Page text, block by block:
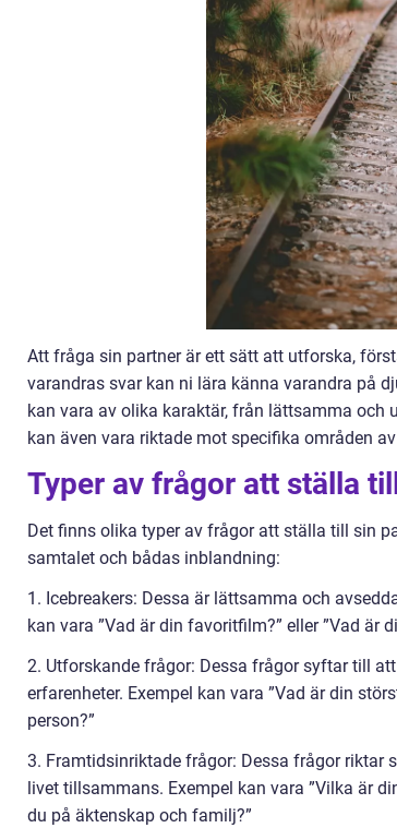
Att fråga sin partner är ett sätt att utforska,
varandras svar kan ni lära känna varandra på
kan vara av olika karaktär, från lättsamma och
kan även vara riktade mot specifika områden
Typer av frågor att ställa
Det finns olika typer av frågor att ställa till sin
samtalet och bådas inblandning:
1. Icebreakers: Dessa är lättsamma och
kan vara ”Vad är din favoritfilm?” eller ”Vad är
2. Utforskande frågor: Dessa frågor syftar till
erfarenheter. Exempel kan vara ”Vad är din
person?”
3. Framtidsinriktade frågor: Dessa frågor
livet tillsammans. Exempel kan vara ”Vilka är
du på äktenskap och familj?”